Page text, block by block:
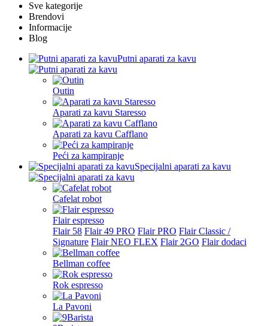
Sve kategorije
Brendovi
Informacije
Blog
Putni aparati za kavu
Outin
Aparati za kavu Staresso
Aparati za kavu Cafflano
Peći za kampiranje
Specijalni aparati za kavu
Cafelat robot
Flair espresso
Flair 58 Flair 49 PRO Flair PRO Flair Classic /
Signature Flair NEO FLEX Flair 2GO Flair dodaci
Bellman coffee
Rok espresso
La Pavoni